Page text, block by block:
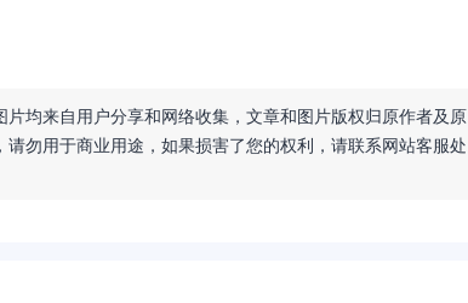
均来自用户分享和网络收集，文章和图片版权归原作者及原
勿用于商业用途，如果损害了您的权利，请联系网站客服处